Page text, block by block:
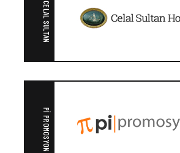
CELAL SULTAN
PI PROMOSYON